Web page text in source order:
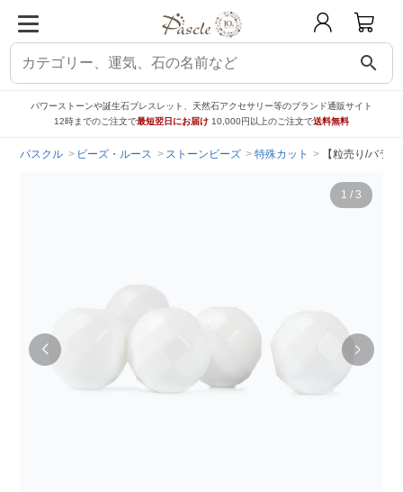
search
パワーストーンや誕生石ブレスレット、天然石アクセサリー等のブランド通販サイト
12時までのご注文で最短翌日にお届け 10,000円以上のご注文で送料無料
パスクル ビーズ・ルース ストーンビーズ 特殊カット 【粒売り/バラ
1 / 3